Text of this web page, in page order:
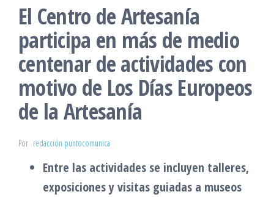
El Centro de Artesanía
participa en más de medio
centenar de actividades con
motivo de Los Días Europeos
de la Artesanía
Por redacción puntocomunica
Entre las actividades se incluyen talleres,
exposiciones y visitas guiadas a museos